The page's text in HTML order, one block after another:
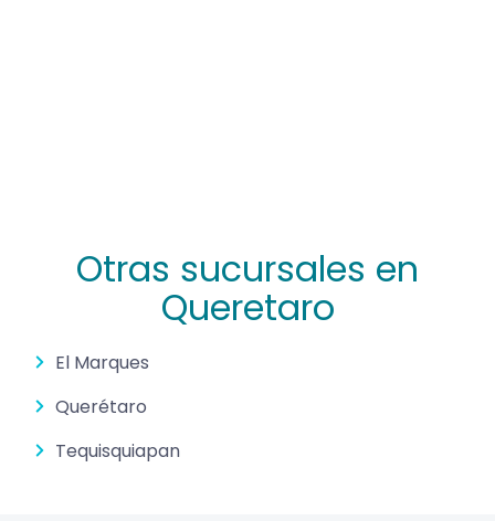
Otras sucursales en
Queretaro
El Marques
Querétaro
Tequisquiapan